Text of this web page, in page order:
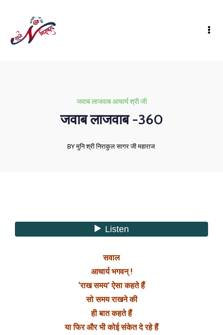
जवाब लाजवाब आचार्य श्री जी
जवाब लाजवाब -360
BY मुनि श्री निराकुल सागर जी महाराज
सवाल
आचार्य भगवन् !
‘राख समय’ ऐसा कहते हैं
सो समय राखने की
ही बात कहते हैं
या फिर और भी कोई संकेत दे रहे हैं